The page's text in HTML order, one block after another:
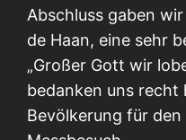
Abschluss gaben wir
de Haan, eine sehr
„Großer Gott wir
bedanken uns recht
Bevölkerung für